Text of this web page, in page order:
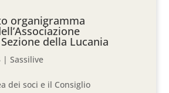
organigramma
della Lucania
|Sassilive
dei soci e il Consiglio